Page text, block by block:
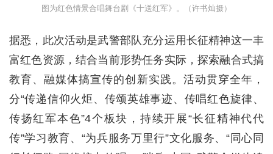
图为红色情景合唱舞台剧《十送红军》。（许书灿摄）
据悉，此次活动是武警部队充分运用长征精神这一丰
富红色资源，结合当前形势任务实际，探索融合式搞
教育、融媒体搞宣传的创新实践。活动贯穿全年，
分“传递信仰火炬、传颂英雄事迹、传唱红色旋律、
传扬红军本色”4个板块，持续开展“长征精神代代
传”学习教育、“为兵服务万里行”文化服务、“同心同